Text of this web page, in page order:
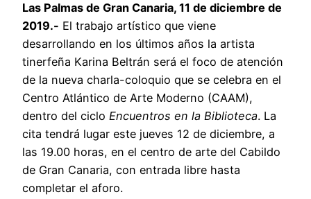
Las Palmas de Gran Canaria, 11 de diciembre de
2019.- El trabajo artístico que viene
desarrollando en los últimos años la artista
tinerfeña Karina Beltrán será el foco de atención
de la nueva charla-coloquio que se celebra en el
Centro Atlántico de Arte Moderno (CAAM),
dentro del ciclo Encuentros en la Biblioteca. La
cita tendrá lugar este jueves 12 de diciembre, a
las 19.00 horas, en el centro de arte del Cabildo
de Gran Canaria, con entrada libre hasta
completar el aforo.